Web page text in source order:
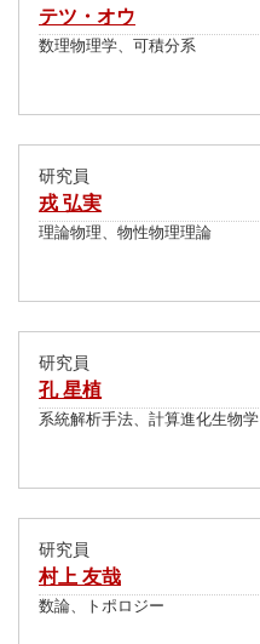
テツ・オウ
数理物理学、可積分系
研究員
戎 弘実
理論物理、物性物理理論
研究員
孔 星植
系統解析手法、計算進化生物学
研究員
村上 友哉
数論、トポロジー